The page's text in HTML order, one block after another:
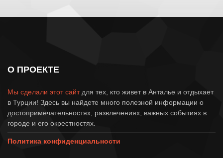
О ПРОЕКТЕ
Мы сделали этот сайтдля тех, кто живет в Анталье и отдыхает
в Турции! Здесь вы найдете много полезной информации о
достопримечательностях, развлечениях, важных событиях в
городе и его окрестностях.
Политика конфиденциальности